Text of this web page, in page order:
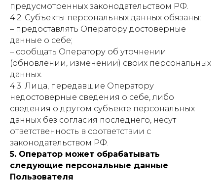
предусмотренных законодательством РФ.
4.2. Субъекты персональных данных обязаны:
– предоставлять Оператору достоверные
данные о себе;
– сообщать Оператору об уточнении
(обновлении, изменении) своих персональных
данных.
4.3. Лица, передавшие Оператору
недостоверные сведения о себе, либо
сведения о другом субъекте персональных
данных без согласия последнего, несут
ответственность в соответствии с
законодательством РФ.
5. Оператор может обрабатывать
следующие персональные данные
Пользователя